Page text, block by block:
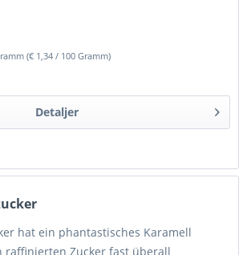
(€ 1,34 / 100 Gramm)
Detaljer
hat ein phantastisches Karamell
raffinierten Zucker fast überall